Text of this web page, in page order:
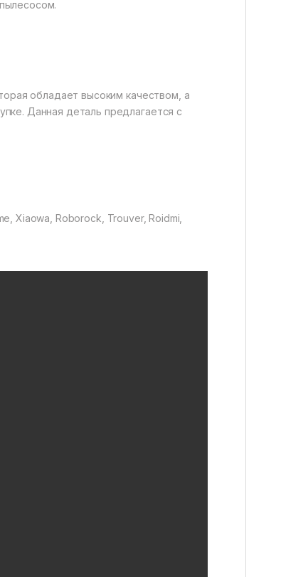
обладает высоким качеством, а
Данная деталь предлагается с
Xiaowa, Roborock, Trouver, Roidmi,